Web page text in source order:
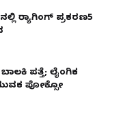
ರ‌್ಯಾಗಿಂಗ್ ಪ್ರಕರಣ5
ಪತ್ತೆ; ಲೈಂಗಿಕ
ಪೋಕ್ಸೋ